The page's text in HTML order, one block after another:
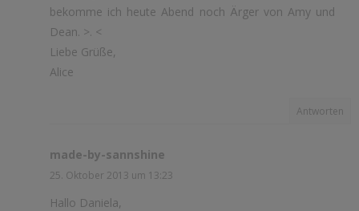
bekomme ich heute Abend noch Ärger von Amy und
Dean. >. <
Liebe Grüße,
Alice
Antworten
made-by-sannshine
25. Oktober 2013 um 13:23
Hallo Daniela,